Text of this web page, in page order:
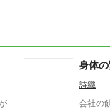
身体
詩織
会社の